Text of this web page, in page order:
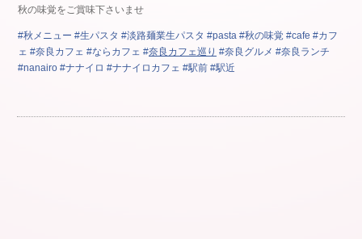
秋の味覚をご賞味下さいませ
#秋メニュー #生パスタ #淡路麺業生パスタ #pasta #秋の味覚 #cafe #カフ
ェ #奈良カフェ #ならカフェ #奈良カフェ巡り #奈良グルメ #奈良ランチ
#nanairo #ナナイロ #ナナイロカフェ #駅前 #駅近